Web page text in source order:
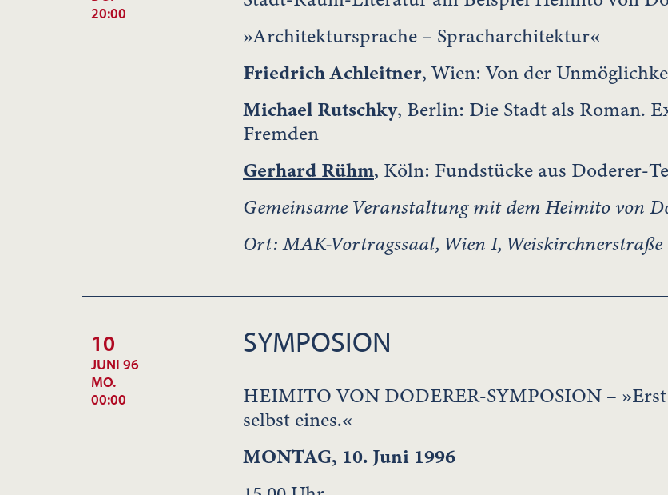
20:00
»Architektursprache – Spracharchitektur«
Friedrich Achleitner, Wien: Von der
Michael Rutschky, Berlin: Die Stadt als Roman.
Fremden
Gerhard Rühm, Köln: Fundstücke aus Doderer-
Gemeinsame Veranstaltung mit dem Heimito von
Ort: MAK-Vortragssaal, Wien I, Weiskirchnerstraße
10
JUNI 96
MO.
00:00
SYMPOSION
HEIMITO VON DODERER-SYMPOSION –
selbst eines.«
MONTAG, 10. Juni 1996